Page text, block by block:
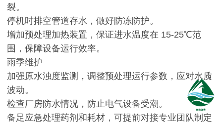
裂。
停机时排空管道存水，做好防冻防护。
增加预处理加热装置，保证进水温度在 15-25℃范
围，保障设备运行效率。
雨季维护
加强原水浊度监测，调整预处理运行参数，应对水质
波动。
检查厂房防水情况，防止电气设备受潮。
备足应急处理药剂和耗材，可提前对接专业团队制定